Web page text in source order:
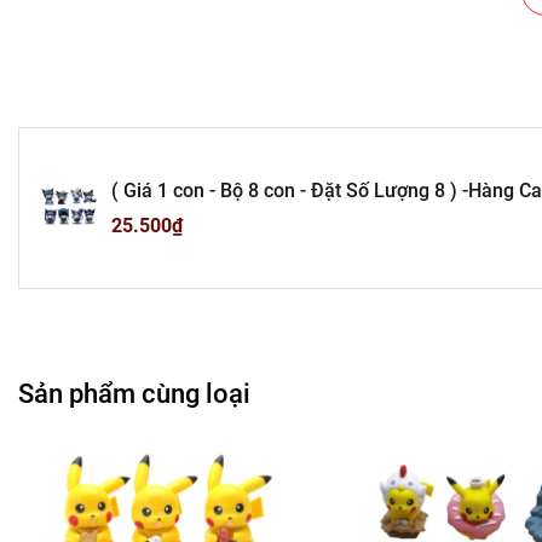
Liên hệ :
( Giá 1 con - Bộ 8 con - Đặt Số Lượng 8 ) -Hàng
Dog Cinnamon Dog Kuromi có đế - cao 7.5 - 9cm
25.500₫
Sản phẩm cùng loại